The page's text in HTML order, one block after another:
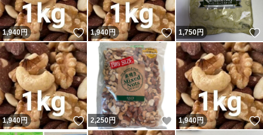
1,940円 いいね！
1,940円 いいね！
1,750円
1,940円 いいね！
2,250円 いいね！
1,940円